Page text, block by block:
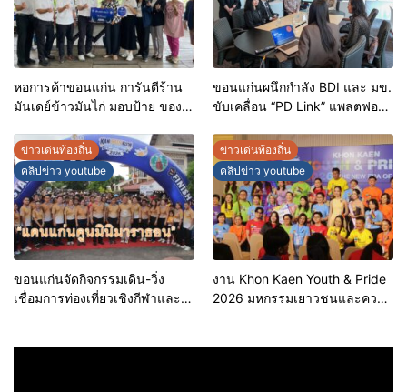
หอการค้าขอนแก่น การันตีร้าน
มันเดย์ข้าวมันไก่ มอบป้าย ของดี
ประกอบการคุณภาพ ยกระดับ
มาตรฐาน สร้างความเชื่อมั่นให้ผู้
บริโภค
ขอนแก่นผนึกกำลัง BDI และ มข.
ขับเคลื่อน “PD Link” แพลตฟอร์ม
บริหารงานบนฐานข้อมูลที่
แม่นยำและยั่งยืน
ข่าวเด่นท้องถิ่น
คลิปข่าว youtube
ขอนแก่นจัดกิจกรรมเดิน-วิ่ง
เชื่อมการท่องเที่ยวเชิงกีฬาและ
ข่าวเด่นท้องถิ่น
คลิปข่าว youtube
งาน Khon Kaen Youth & Pride
2026 มหกรรมเยาวชนและความ